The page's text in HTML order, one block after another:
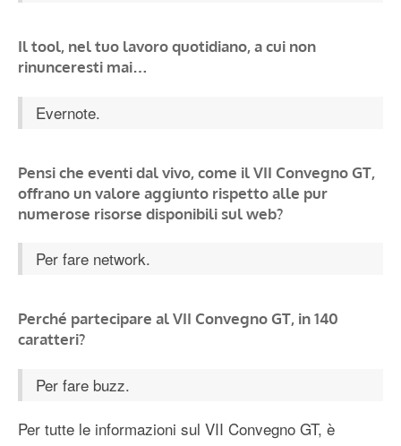
Il tool, nel tuo lavoro quotidiano, a cui non
rinunceresti mai…
Evernote.
Pensi che eventi dal vivo, come il VII Convegno GT,
offrano un valore aggiunto rispetto alle pur
numerose risorse disponibili sul web?
Per fare network.
Perché partecipare al VII Convegno GT, in 140
caratteri?
Per fare buzz.
Per tutte le informazioni sul VII Convegno GT, è